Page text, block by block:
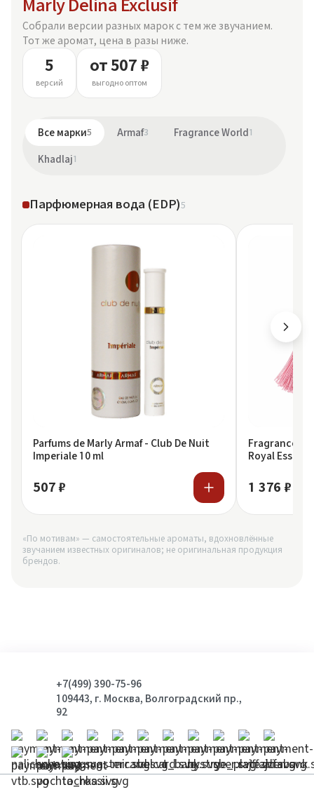
Marly Delina Exclusif
Собрали версии разных марок с тем же звучанием.
Тот же аромат, цена в разы ниже.
5
версий
от 507 ₽
выгодно оптом
Все марки5 Armaf3 Fragrance World 1
Khadlaj1
Парфюмерная вода (EDP)5
Parfums de Marly Armaf - Club De Nuit
Imperiale 10 ml
507 ₽
Fragrance
Royal
1 376 ₽
«По мотивам» — самостоятельные ароматы, вдохновлённые
звучанием известных оригиналов; не оригинальная продукция
брендов.
+7(499) 390-75-96
109443, г. Москва, Волгоградский пр.,
92